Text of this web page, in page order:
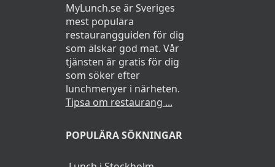
MyLunch.se är Sveriges
mest populära
restaurangguiden för dig
som älskar god mat. Vår
tjänsten är gratis för dig
som söker efter
lunchmenyer i närheten.
Tipsa om restaurang ...
POPULÄRA SÖKNINGAR